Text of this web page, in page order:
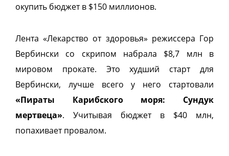
окупить бюджет в $150 миллионов.
Лента «Лекарство от здоровья» режиссера Гор
Вербински со скрипом набрала $8,7 млн в
мировом прокате. Это худший старт для
Вербински, лучше всего у него стартовали
«Пираты Карибского моря: Сундук
мертвеца». Учитывая бюджет в $40 млн,
попахивает провалом.